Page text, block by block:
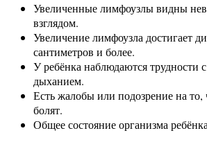
Увеличенные лимфоузлы видны
взглядом.
Увеличение лимфоузла достигает
сантиметров и более.
У ребёнка наблюдаются трудности
дыханием.
Есть жалобы или подозрение на
болят.
Общее состояние организма